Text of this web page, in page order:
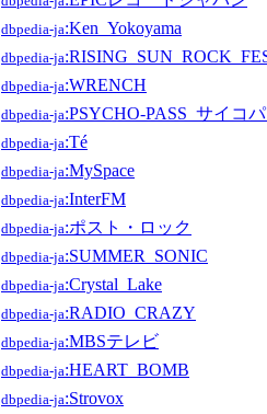
dbpedia-ja:Ken_Yokoyama
dbpedia-ja
dbpedia-ja:WRENCH
dbpedia-ja:PSYCHO-PASS_サイコ
dbpedia-ja:Té
dbpedia-ja:MySpace
dbpedia-ja:InterFM
dbpedia-ja:ポスト・ロック
dbpedia-ja:SUMMER_SONIC
dbpedia-ja:Crystal_Lake
dbpedia-ja:RADIO_CRAZY
dbpedia-ja:MBSテレビ
dbpedia-ja:HEART_BOMB
dbpedia-ja:Strovox